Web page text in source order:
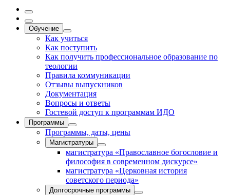
Обучение
Как учиться
Как поступить
Как получить профессиональное образование по
теологии
Правила коммуникации
Отзывы выпускников
Документация
Вопросы и ответы
Гостевой доступ к программам ИДО
Программы
Программы, даты, цены
Магистратуры
магистратура «Православное богословие и
философия в современном дискурсе»
магистратура «Церковная история
советского периода»
Долгосрочные программы